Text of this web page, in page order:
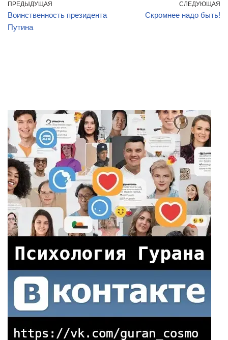
ПРЕДЫДУЩАЯ
Воинственность президента
Путина
СЛЕДУЮЩАЯ
Скромнее надо быть!